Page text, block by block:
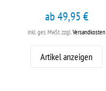
ab 49,95 €
inkl. ges. MwSt.zzgl.Versandkosten
Artikel anzeigen